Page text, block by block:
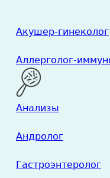
Акушер-гинеколог
Аллерголог-
Анализы
Андролог
Гастроэнтеролог